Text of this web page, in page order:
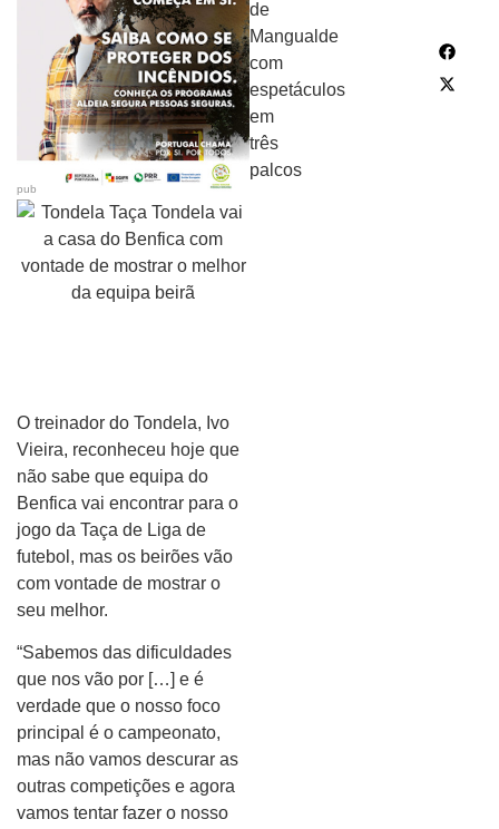
pub
O treinador do Tondela, Ivo
Vieira, reconheceu hoje que
não sabe que equipa do
Benfica vai encontrar para o
jogo da Taça de Liga de
futebol, mas os beirões vão
com vontade de mostrar o
seu melhor.
“Sabemos das dificuldades
que nos vão por […] e é
verdade que o nosso foco
principal é o campeonato,
mas não vamos descurar as
outras competições e agora
vamos tentar fazer o nosso